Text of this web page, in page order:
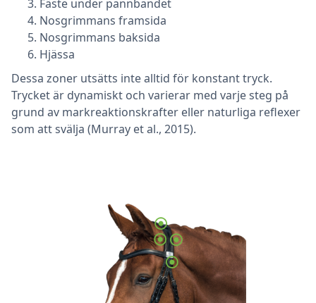
Fäste under pannbandet
Nosgrimmans framsida
Nosgrimmans baksida
Hjässa
Dessa zoner utsätts inte alltid för konstant tryck.
Trycket är dynamiskt och varierar med varje steg på
grund av markreaktionskrafter eller naturliga reflexer
som att svälja (Murray et al., 2015).